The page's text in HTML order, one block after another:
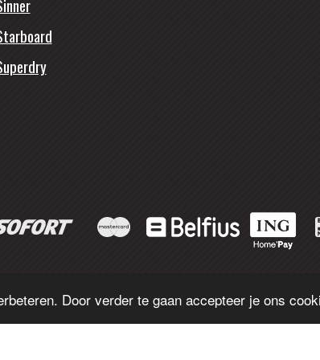
Door verder te gaan accepteer je ons
© 2026 - Funsport Makkum.